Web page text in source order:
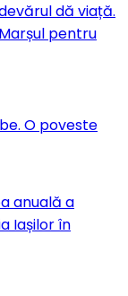
dă viață.
pentru
O poveste
anuală a
Iașilor în